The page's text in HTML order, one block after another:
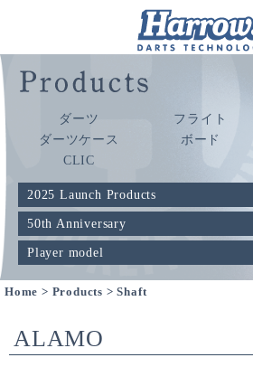
ダーツ フライト
ダーツケース
ボード
CLIC
2025 Launch Products
50th Anniversary
Player model
Home > Products > Shaft
ALAMO